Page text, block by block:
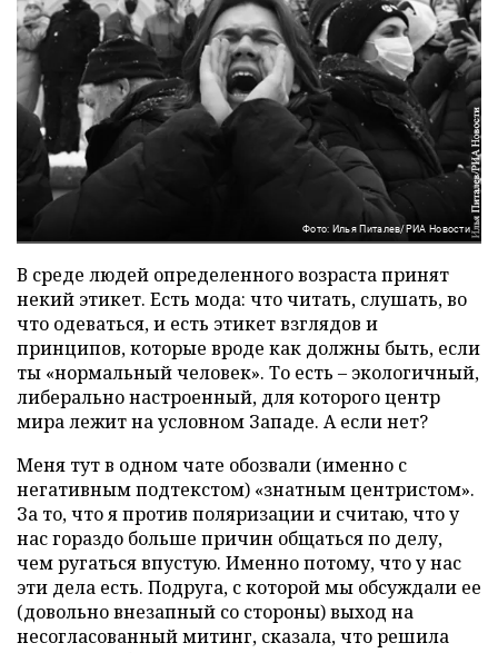
Фото: Илья Питалев/РИА Новости
В среде людей определенного возраста принят
некий этикет. Есть мода: что читать, слушать, во
что одеваться, и есть этикет взглядов и
принципов, которые вроде как должны быть, если
ты «нормальный человек». То есть – экологичный,
либерально настроенный, для которого центр
мира лежит на условном Западе. А если нет?
Меня тут в одном чате обозвали (именно с
негативным подтекстом) «знатным центристом».
За то, что я против поляризации и считаю, что у
нас гораздо больше причин общаться по делу,
чем ругаться впустую. Именно потому, что у нас
эти дела есть. Подруга, с которой мы обсуждали ее
(довольно внезапный со стороны) выход на
несогласованный митинг, сказала, что решила